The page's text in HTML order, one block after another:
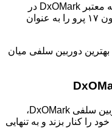
این تصمیم به سرعت نتیجه داد و موسسه معتبر DxOMark در
جدیدترین ارزیابی خود، دوربین سلفی آیفون ۱۷ پرو را به عنوان
آیفون ۱۷ پرو با بررسی در تست‌های دوربین سلفی DxOMark،
تمام رقبای خود را کنار بزند و به تنهایی